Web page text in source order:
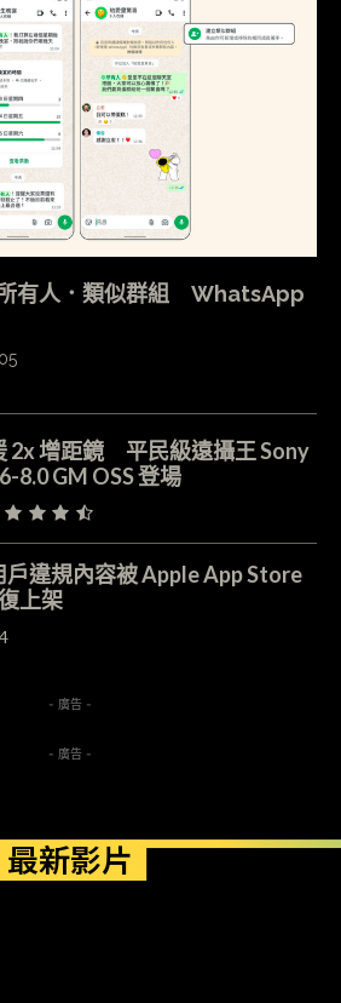
有人．類似群組 WhatsApp
2x 增距鏡 平民級遠攝王 Sony
8.0 GM OSS 登場
戶違規內容被 Apple App Store
上架
- 廣告 -
- 廣告 -
最新影片